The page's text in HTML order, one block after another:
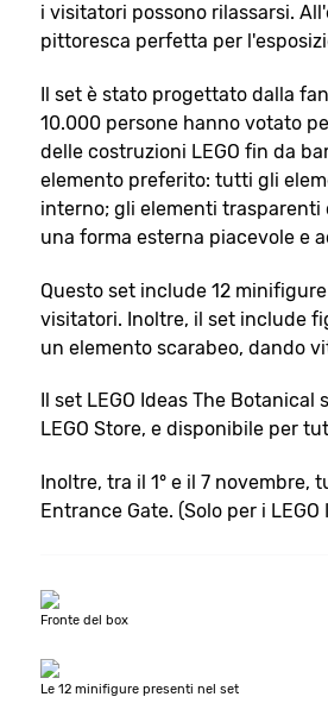
i visitatori possono rilassarsi.
pittoresca perfetta per
Il set è stato progettato dalla
10.000 persone hanno votato
delle costruzioni LEGO fin da
elemento preferito: tutti gli
interno; gli elementi trasparenti
una forma esterna piacevole e
Questo set include 12
visitatori. Inoltre, il set include
un elemento scarabeo, dando
Il set LEGO Ideas The
LEGO Store, e disponibile per
Inoltre, tra il 1° e il 7
Entrance Gate. (Solo per i
Fronte del box
Le 12 minifigure presenti nel set